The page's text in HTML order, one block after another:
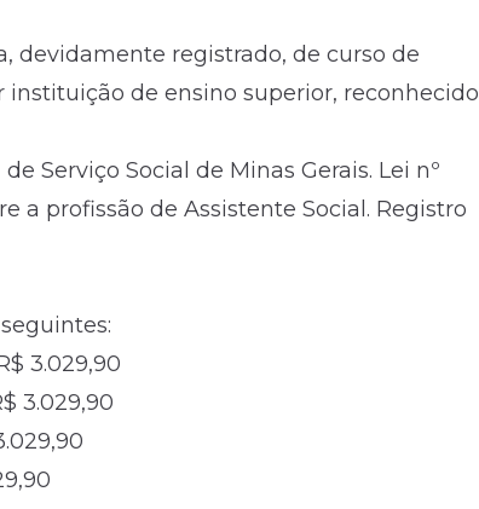
devidamente registrado, de curso de
de ensino superior, reconhecido
Serviço Social de Minas Gerais. Lei nº
a profissão de Assistente Social. Registro
3.029,90
3.029,90